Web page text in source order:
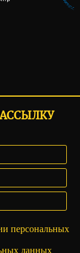
персональных
данных